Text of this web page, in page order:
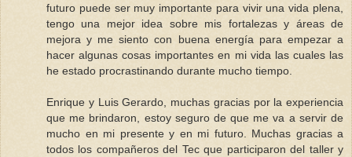
futuro puede ser muy importante para vivir una vida plena,
tengo una mejor idea sobre mis fortalezas y áreas de
mejora y me siento con buena energía para empezar a
hacer algunas cosas importantes en mi vida las cuales las
he estado procrastinando durante mucho tiempo.
Enrique y Luis Gerardo, muchas gracias por la experiencia
que me brindaron, estoy seguro de que me va a servir de
mucho en mi presente y en mi futuro. Muchas gracias a
todos los compañeros del Tec que participaron del taller y